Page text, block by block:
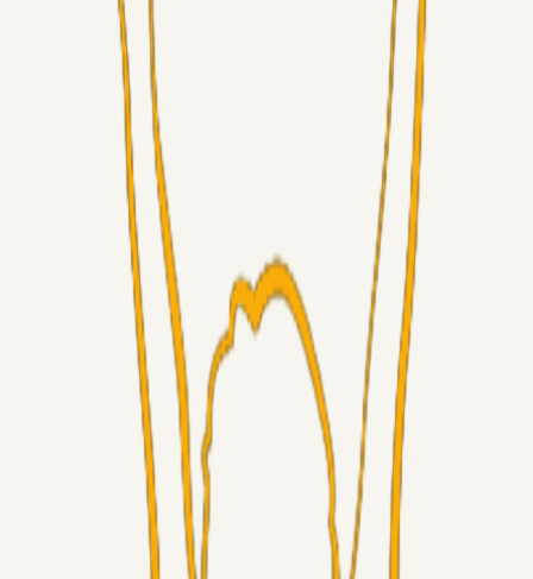
Masterclass
05. aug. 2026
Brøndby-TV og u-19
Alt det andet
04. aug. 2026
5. Forudsigelser op til Horsens kampen.
RasmusStephansen
Nørgaards Lever Hug, Skaktræk Mod En Utålmodig
RasmusStephansen
04. aug. 2026
Har GFH løsnet grebet...?
Superliga-truppen
04. aug. 2026
Medie: Tahirovic til Celtic for samlet 6 mio Euro
Superliga-truppen
03. aug. 2026
Kunne Sami Jalal være den næste offensive brik? 🤔💛💙